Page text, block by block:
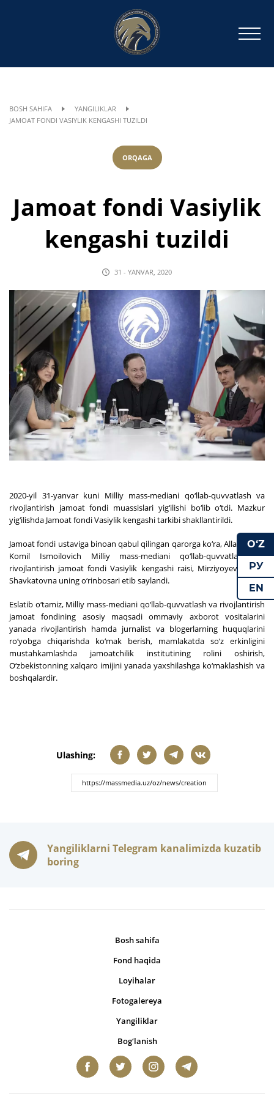
BOSH SAHIFA
YANGILIKLAR
JAMOAT FONDI VASIYLIK KENGASHI TUZILDI
ORQAGA
Jamoat fondi Vasiylik
kengashi tuzildi
31 - YANVAR, 2020
2020-yil 31-yanvar kuni Milliy mass-mediani qo‘llab-quvvatlash va
rivojlantirish jamoat fondi muassislari yig‘ilishi bo‘lib o‘tdi. Mazkur
yig‘ilishda Jamoat fondi Vasiylik kengashi tarkibi shakllantirildi.
Jamoat fondi ustaviga binoan qabul qilingan qarorga ko‘ra, Allamjonov
Komil Ismoilovich Milliy mass-mediani qo‘llab-quvvatlash va
rivojlantirish jamoat fondi Vasiylik kengashi raisi, Mirziyoyeva Saida
Shavkatovna uning o‘rinbosari etib saylandi.
Eslatib o‘tamiz, Milliy mass-mediani qo‘llab-quvvatlash va rivojlantirish
jamoat fondining asosiy maqsadi ommaviy axborot vositalarini
yanada rivojlantirish hamda jurnalist va blogerlarning huquqlarini
ro‘yobga chiqarishda ko‘mak berish, mamlakatda so‘z erkinligini
mustahkamlashda jamoatchilik institutining rolini oshirish,
O‘zbekistonning xalqaro imijini yanada yaxshilashga ko‘maklashish va
boshqalardir.
Ulashing:
Yangiliklarni Telegram kanalimizda kuzatib
boring
Bosh sahifa
Fond haqida
Loyihalar
Fotogalereya
Yangiliklar
Bog‘lanish
O‘Z
РУ
EN